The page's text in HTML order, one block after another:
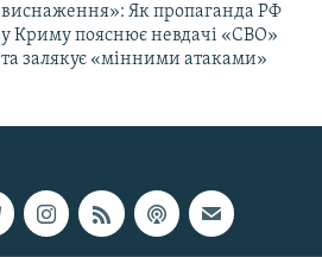
виснаження»: Як пропаганда РФ
у Криму пояснює невдачі «СВО»
та залякує «мінними атаками»